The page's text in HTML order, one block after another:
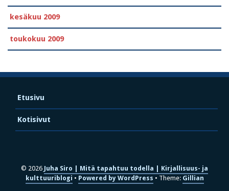
kesäkuu 2009
toukokuu 2009
Etusivu
Kotisivut
© 2026 Juha Siro | Mitä tapahtuu todella | Kirjallisuus- ja
kulttuuriblogi
Powered by WordPress Theme: Gillian